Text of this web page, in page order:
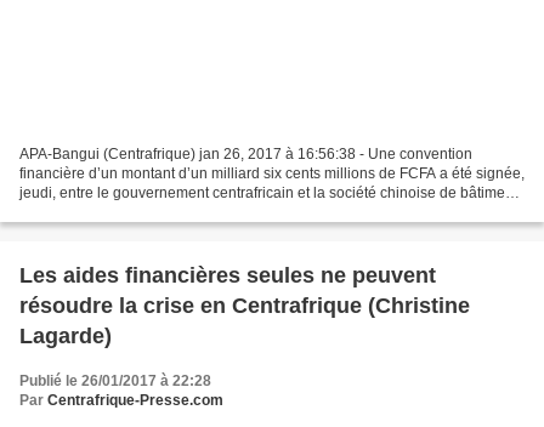
APA-Bangui (Centrafrique) jan 26, 2017 à 16:56:38 - Une convention
financière d’un montant d’un milliard six cents millions de FCFA a été signée,
jeudi, entre le gouvernement centrafricain et la société chinoise de bâtiments
Les aides financières seules ne peuvent
résoudre la crise en Centrafrique (Christine
Lagarde)
Publié le 26/01/2017 à 22:28
Par Centrafrique-Presse.com